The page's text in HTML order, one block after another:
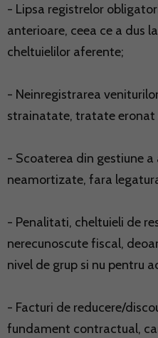
- Lipsa registrelor
anterioare, ceea ce a dus
cheltuielilor aferente;
- Neinregistrarea
strainatate, tratate eronat
- Scoaterea din gestiune
neamortizate, fara
- Penalitati, cheltuieli de
nerecunoscute fiscal,
nivel de grup si nu pentru
- Facturi de reducere/
fundament contractual,